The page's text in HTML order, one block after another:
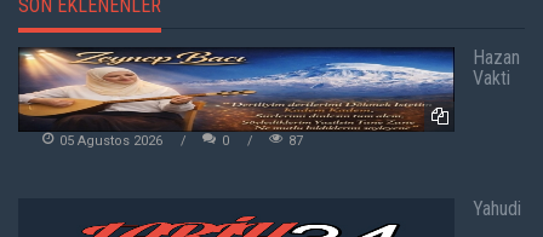
SON EKLENENLER
Hazan
Vakti
05 Agustos 2026 0 87
Yahudi